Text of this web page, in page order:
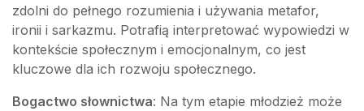
zdolni do pełnego rozumienia i używania metafor,
ironii i sarkazmu. Potrafią interpretować wypowiedzi w
kontekście społecznym i emocjonalnym, co jest
kluczowe dla ich rozwoju społecznego.
Bogactwo słownictwa: Na tym etapie młodzież może